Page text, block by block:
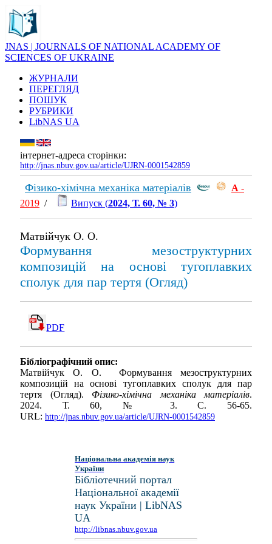
JNAS | JOURNALS OF NATIONAL ACADEMY OF
SCIENCES OF UKRAINE
ЖУРНАЛИ
ПЕРЕГЛЯД
ПОШУК
РУБРИКИ
LibNAS UA
інтернет-адреса сторінки:
http://jnas.nbuv.gov.ua/article/UJRN-0001542859
Фізико-хімічна механіка матеріалів А -
2019 / Випуск (2024, Т. 60, № 3)
Матвійчук О. О.
Формування мезоструктурних
композицій на основі тугоплавких
сполук для пар тертя (Огляд)
PDF
Бібліографічний опис:
Матвійчук О. О. Формування мезоструктурних
композицій на основі тугоплавких сполук для пар
тертя (Огляд). Фізико-хімічна механіка матеріалів.
2024. Т. 60, № 3. С. 56-65.
URL: http://jnas.nbuv.gov.ua/article/UJRN-0001542859
Національна академія наук
України
Бібліотечний портал
Національної академії
наук України | LibNAS
UA
http://libnas.nbuv.gov.ua